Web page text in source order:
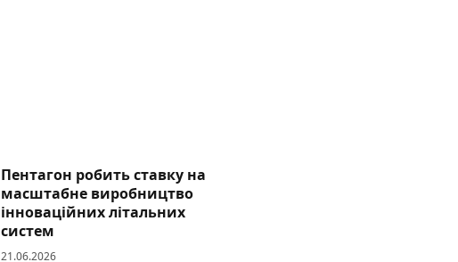
Пентагон робить ставку на
масштабне виробництво
інноваційних літальних
систем
21.06.2026